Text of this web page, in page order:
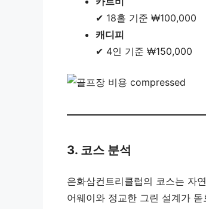
✔ 18홀 기준 ₩100,000
캐디피
✔ 4인 기준 ₩150,000
3. 코스 분석
은화삼컨트리클럽의 코스는 자
어웨이와 정교한 그린 설계가